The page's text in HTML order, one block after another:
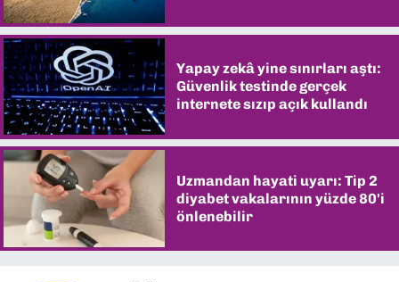
Yapay zekâ yine sınırları aştı:
Güvenlik testinde gerçek
internete sızıp açık kullandı
Uzmandan hayati uyarı: Tip 2
diyabet vakalarının yüzde 80'i
önlenebilir